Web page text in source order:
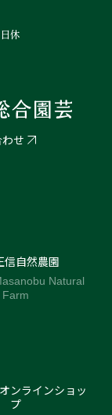
休
せ
信自然農園
Natural
Farm
ンラインショッ
プ